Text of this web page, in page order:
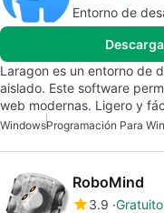
Entorno de
Laragon es un entorno de
aislado. Este software
web modernas. Ligero y
WindowsProgramación Para
RoboMind
3.9 Gratuito